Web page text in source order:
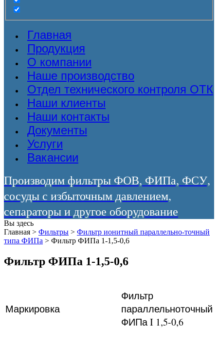
Главная
Продукция
О компании
Наше производство
Отдел технического контроля ОТК
Наши клиенты
Наши контакты
Документы
Услуги
Вакансии
Производим фильтры ФОВ, ФИПа, ФСУ,
сосуды с избыточным давлением,
сепараторы и другое оборудование
Вы здесь
Главная > Фильтры > Фильтр ионитный параллельно-точный
типа ФИПа > Фильтр ФИПа 1-1,5-0,6
Фильтр ФИПа 1-1,5-0,6
Маркировка
Фильтр
параллельноточный
ФИПа I 1,5-0,6